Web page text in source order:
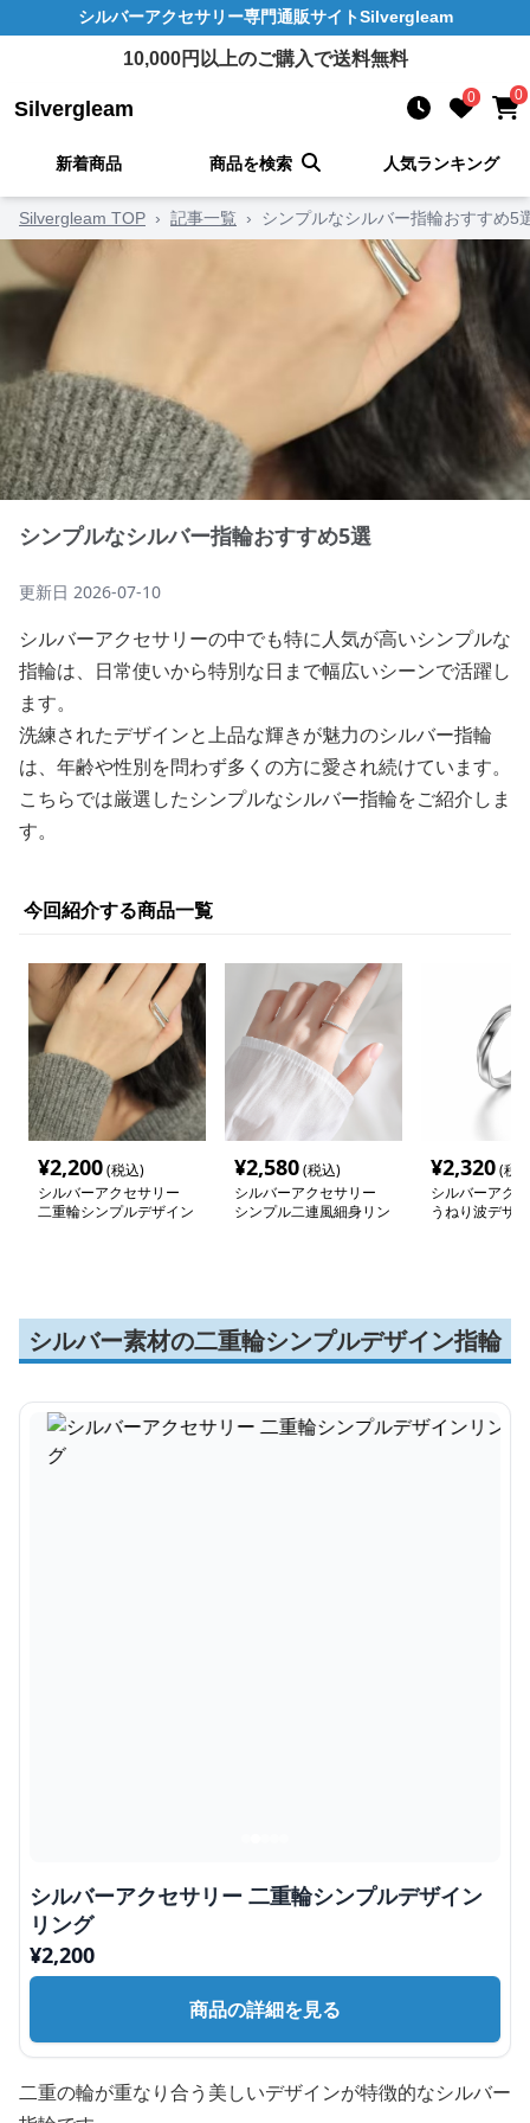
シルバーアクセサリー専門通販サイトSilvergleam
10,000円以上のご購入で送料無料
Silvergleam 0 0
新着商品 商品を検索 人気ランキング
Silvergleam TOP › 記事一覧 › シンプルなシルバー指輪おすすめ5
シンプルなシルバー指輪おすすめ5選
更新日 2026-07-10
シルバーアクセサリーの中でも特に人気が高いシンプルな
指輪は、日常使いから特別な日まで幅広いシーンで活躍し
ます。
洗練されたデザインと上品な輝きが魅力のシルバー指輪
は、年齢や性別を問わず多くの方に愛され続けています。
こちらでは厳選したシンプルなシルバー指輪をご紹介しま
す。
今回紹介する商品一覧
¥2,200(税込)
シルバーアクセサリー
二重輪シンプルデザイン
¥2,580(税込)
シルバーアクセサリー
シンプル二連風細身リン
¥2,320(税
シルバーアク
うねり波デザ
シルバー素材の二重輪シンプルデザイン指輪
シルバーアクセサリー 二重輪シンプルデザイン
リング
¥2,200
商品の詳細を見る
二重の輪が重なり合う美しいデザインが特徴的なシルバー